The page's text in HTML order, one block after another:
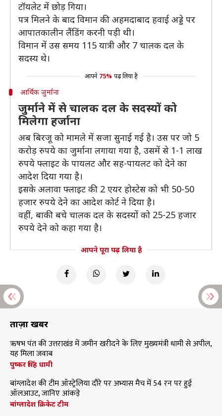
टॉयलेट में छोड़ गिया।
पत्र मिलने के बाद विमान की अहमदाबाद हवाई अड्डे पर
आपातकालीन लैंडिंग करनी पड़ी थी।
विमान में उस समय 115 यात्री और 7 चालक दल के
सदस्य थे।
आपने 75% पढ़ लिया है
आर्थिक जुर्माना
जुर्माने में से चालक दल के सदस्यों को
मिलेगा हर्जाना
अब बिरजू को मामले में सजा सुनाई गई है। उस पर जो 5
करोड़ रुपये का जुर्माना लगाया गया है, उसमें से 1-1 लाख
रुपये फ्लाइट के पायलट और सह-पायलट को देने का
आदेश दिया गया है।
इसके अलावा फ्लाइट की 2 एयर होस्टेस को भी 50-50
हजार रुपये देने का आदेश कोर्ट ने दिया है।
वहीं, बाकी बचे चालक दल के सदस्यों को 25-25 हजार
रुपये देने को कहा गया है।
आपने पूरा पढ़ लिया है
ताज़ा खबरें
ऋषभ पंत की उत्तराखंड में जमीन खरीदने के लिए मुख्यमंत्री धामी से अपील,
यह मिला जवाब
पुष्कर सिंह धामी
बांग्लादेश की टीम ऑस्ट्रेलिया दौरे पर अभ्यास मैच में 54 रन पर हुई
ऑलआउट, जानिए आंकड़े
बांग्लादेश क्रिकेट टीम